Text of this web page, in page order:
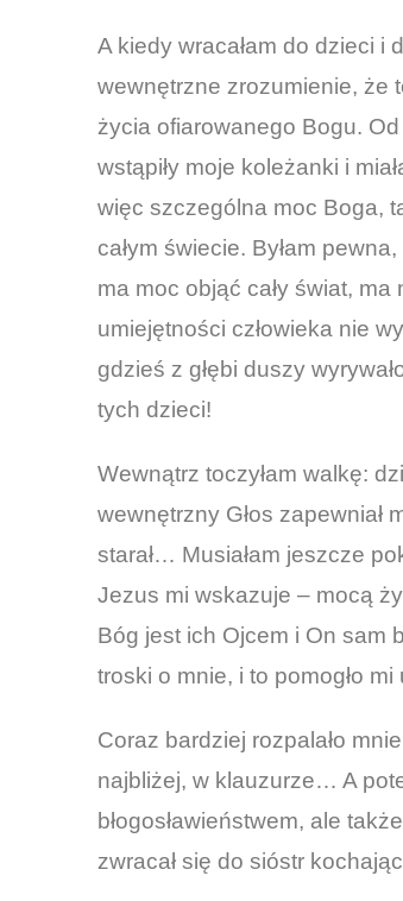
A kiedy wracałam do dzieci i
wewnętrzne zrozumienie, że
życia ofiarowanego Bogu.
wstąpiły moje koleżanki i
więc szczególna moc Boga,
całym świecie. Byłam
ma moc objąć cały świat,
umiejętności człowieka nie
gdzieś z głębi duszy
tych dzieci!
Wewnątrz toczyłam walkę:
wewnętrzny Głos
starał… Musiałam jeszcze
Jezus mi wskazuje – mocą
Bóg jest ich Ojcem i On sam
troski o mnie, i to pomogło
Coraz bardziej rozpalało
najbliżej, w klauzurze… A
błogosławieństwem, ale
zwracał się do sióstr